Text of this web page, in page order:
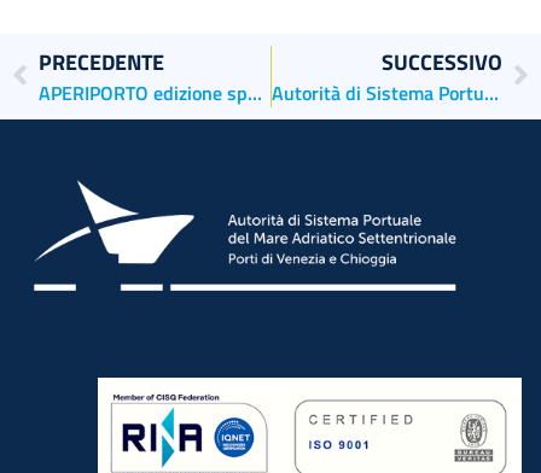
PRECEDENTE
APERIPORTO edizione speciale – “La rotta verso il net zero. Insieme per decarbonizzare il settore marittimo”
SUCCESSIVO
Autorità di Sistema Portuale in missione a New York per presentare i principali asset dei porti di Venezia e Chioggia